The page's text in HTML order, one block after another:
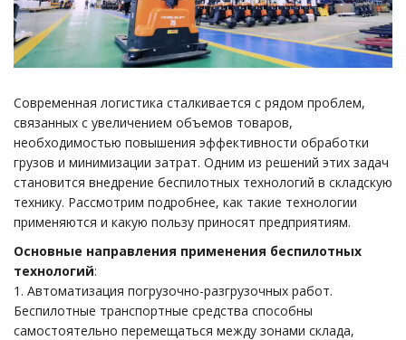
Современная логистика сталкивается с рядом проблем,
связанных с увеличением объемов товаров,
необходимостью повышения эффективности обработки
грузов и минимизации затрат. Одним из решений этих задач
становится внедрение беспилотных технологий в складскую
технику. Рассмотрим подробнее, как такие технологии
применяются и какую пользу приносят предприятиям.
Основные направления применения беспилотных
технологий:
1. Автоматизация погрузочно-разгрузочных работ.
Беспилотные транспортные средства способны
самостоятельно перемещаться между зонами склада,